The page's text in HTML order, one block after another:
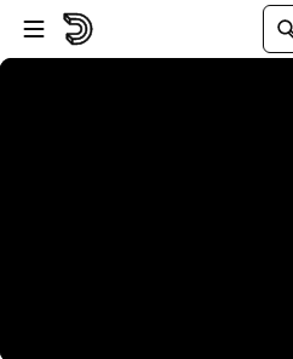
Passer au player
Passer au contenu principal